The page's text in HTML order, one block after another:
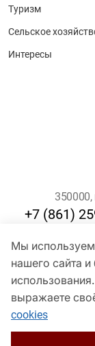
Мы
нашего сайта
выражаете
cookies
Туризм
Сельское
Интересы
+7 (861)
Сетевое издание
службой по
и массовых